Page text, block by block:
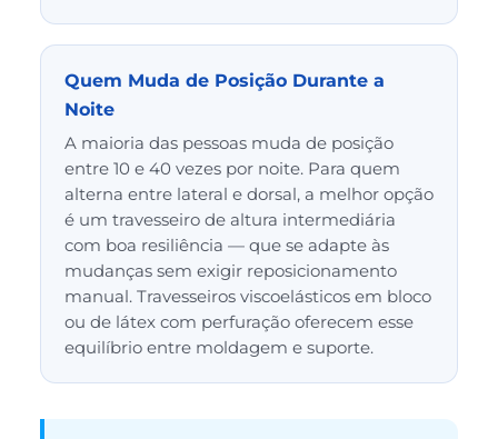
Quem Muda de Posição Durante a
Noite
A maioria das pessoas muda de posição
entre 10 e 40 vezes por noite. Para quem
alterna entre lateral e dorsal, a melhor opção
é um travesseiro de altura intermediária
com boa resiliência — que se adapte às
mudanças sem exigir reposicionamento
manual. Travesseiros viscoelásticos em bloco
ou de látex com perfuração oferecem esse
equilíbrio entre moldagem e suporte.